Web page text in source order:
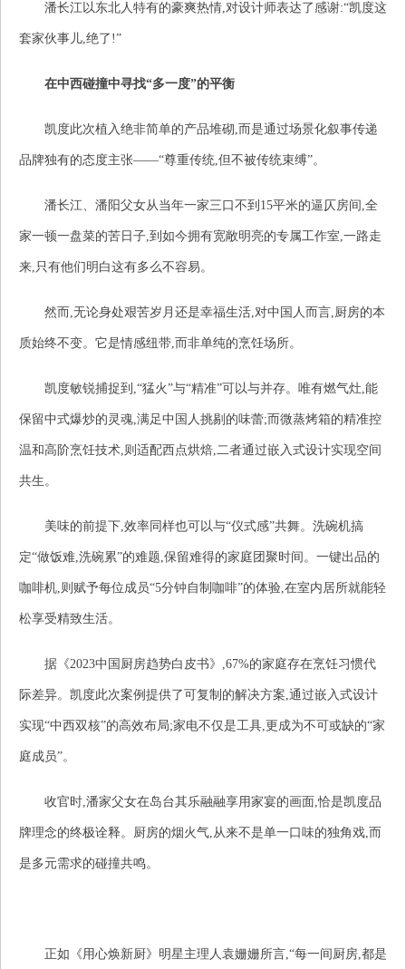
潘长江以东北人特有的豪爽热情,对设计师表达了感谢:“凯度这
套家伙事⼉,绝了!”
在中西碰撞中寻找“多一度”的平衡
凯度此次植入绝非简单的产品堆砌,而是通过场景化叙事传递
品牌独有的态度主张——“尊重传统,但不被传统束缚”。
潘长江、潘阳父女从当年一家三口不到15平米的逼仄房间,全
家一顿一盘菜的苦日子,到如今拥有宽敞明亮的专属工作室,一路走
来,只有他们明白这有多么不容易。
然而,无论身处艰苦岁月还是幸福生活,对中国人而言,厨房的本
质始终不变。它是情感纽带,而非单纯的烹饪场所。
凯度敏锐捕捉到,“猛火”与“精准”可以与并存。唯有燃气灶,能
保留中式爆炒的灵魂,满足中国人挑剔的味蕾;而微蒸烤箱的精准控
温和高阶烹饪技术,则适配西点烘焙,二者通过嵌入式设计实现空间
共生。
美味的前提下,效率同样也可以与“仪式感”共舞。洗碗机搞
定“做饭难,洗碗累”的难题,保留难得的家庭团聚时间。一键出品的
咖啡机,则赋予每位成员“5分钟自制咖啡”的体验,在室内居所就能轻
松享受精致生活。
据《2023中国厨房趋势白皮书》,67%的家庭存在烹饪习惯代
际差异。凯度此次案例提供了可复制的解决方案,通过嵌入式设计
实现“中西双核”的高效布局;家电不仅是工具,更成为不可或缺的“家
庭成员”。
收官时,潘家父女在岛台其乐融融享用家宴的画面,恰是凯度品
牌理念的终极诠释。厨房的烟火气,从来不是单一口味的独角戏,而
是多元需求的碰撞共鸣。
正如《用心焕新厨》明星主理人袁姗姗所言,“每一间厨房,都是